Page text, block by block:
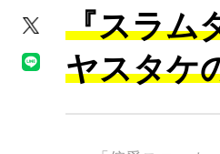
『スラム
ヤスタケ